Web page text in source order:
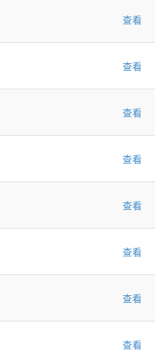
查看
查看
查看
查看
查看
查看
查看
查看